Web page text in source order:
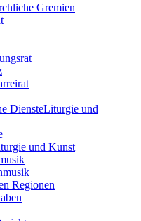
Gremien
Liturgie und
und Kunst
Regionen